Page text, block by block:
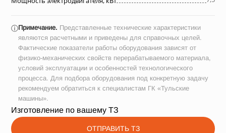
ⓘПримечание. Представленные технические характеристики
являются расчетными и приведены для справочных целей.
Фактические показатели работы оборудования зависят от
физико-механических свойств перерабатываемого материала,
условий эксплуатации и особенностей технологического
процесса. Для подбора оборудования под конкретную задачу
рекомендуем обратиться к специалистам ГК «Тульские
машины».
Изготовление по вашему ТЗ
ОТПРАВИТЬ ТЗ